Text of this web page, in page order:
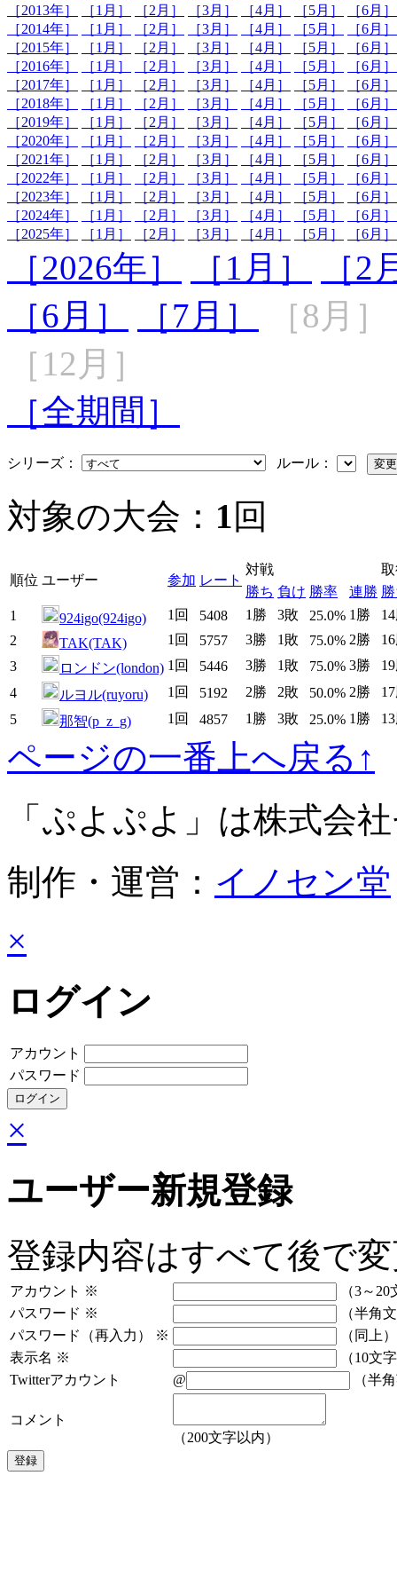
［2013年］
［1月］ ［2月］ ［3月］ ［4月］ ［5月］
［6月］
［2014年］
［1月］ ［2月］ ［3月］ ［4月］ ［5月］
［6月］
［2015年］
［1月］ ［2月］ ［3月］ ［4月］ ［5月］
［6月］
［2016年］
［1月］ ［2月］ ［3月］ ［4月］ ［5月］
［6月］
［2017年］
［1月］ ［2月］ ［3月］ ［4月］ ［5月］
［6月］
［2018年］
［1月］ ［2月］ ［3月］ ［4月］ ［5月］
［6月］
［2019年］
［1月］ ［2月］ ［3月］ ［4月］ ［5月］
［6月］
［2020年］
［1月］ ［2月］ ［3月］ ［4月］ ［5月］
［6月］
［2021年］
［1月］ ［2月］ ［3月］ ［4月］ ［5月］
［6月］
［2022年］
［1月］ ［2月］ ［3月］ ［4月］ ［5月］
［6月］
［2023年］
［1月］ ［2月］ ［3月］ ［4月］ ［5月］
［6月］
［2024年］
［1月］ ［2月］ ［3月］ ［4月］ ［5月］
［6月］
［2025年］
［1月］ ［2月］ ［3月］ ［4月］ ［5月］ ［6月］
［2026年］ ［1月］
［2
［6月］
［7月］
［8月］
［12月］
［全期間］
シリーズ： ルール：
対象の大会： 1回
順位 ユーザー 参加 レート
対戦
勝ち 負け 勝率 連勝
1
924igo(924igo) 1回 5408 1勝 3敗 25.0% 1勝
2
TAK(TAK) 1回 5757 3勝 1敗 75.0% 2勝
3
ロンドン(london) 1回 5446 3勝 1敗 75.0% 3勝
4
ルヨル(ruyoru) 1回 5192 2勝 2敗 50.0% 2勝
5
那智(p_z_g) 1回 4857 1勝 3敗 25.0% 1勝
ページの一番上へ戻る↑
「ぷよぷよ」は株式会
制作・運営： イノセン堂
×
ログイン
アカウント
パスワード
×
ユーザー新規登録
登録内容はすべて後で
アカウント ※
（3～
パスワード ※
（半角
パスワード（再入力）
※
（同上）
表示名 ※
（10文
Twitterアカウント
@ （半
コメント
（200文字以内）